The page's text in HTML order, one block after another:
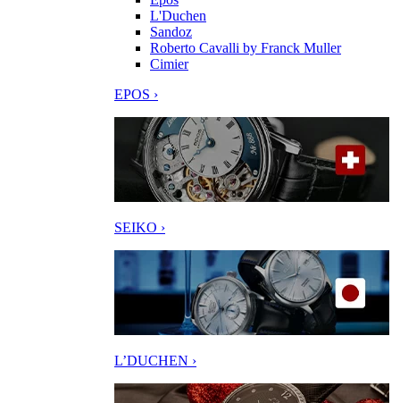
L'Duchen
Sandoz
Roberto Cavalli by Franck Muller
Cimier
EPOS ›
SEIKO ›
L’DUCHEN ›